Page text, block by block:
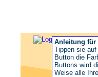
Anleitung für
Tippen sie
Button die
Buttons wird
Weise alle